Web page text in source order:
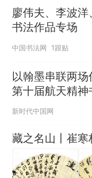
官
热
因
廖伟夫、李波洋
书法作品专场
中国书法网 1跟贴
以翰墨串联两场
第十届航天精神
式发布展览前言
新时代中国网
藏之名山丨崔